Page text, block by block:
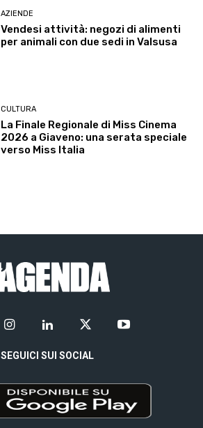
AZIENDE
Vendesi attività: negozi di alimenti
per animali con due sedi in Valsusa
CULTURA
La Finale Regionale di Miss Cinema
2026 a Giaveno: una serata speciale
verso Miss Italia
SEGUICI SUI SOCIAL